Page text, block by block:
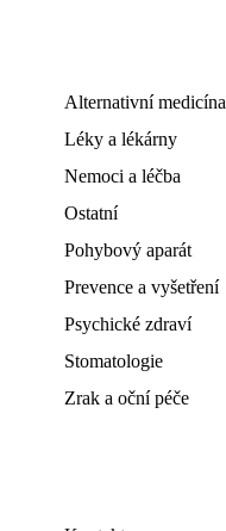
Alternativní medicína
Léky a lékárny
Nemoci a léčba
Ostatní
Pohybový aparát
Prevence a vyšetření
Psychické zdraví
Stomatologie
Zrak a oční péče